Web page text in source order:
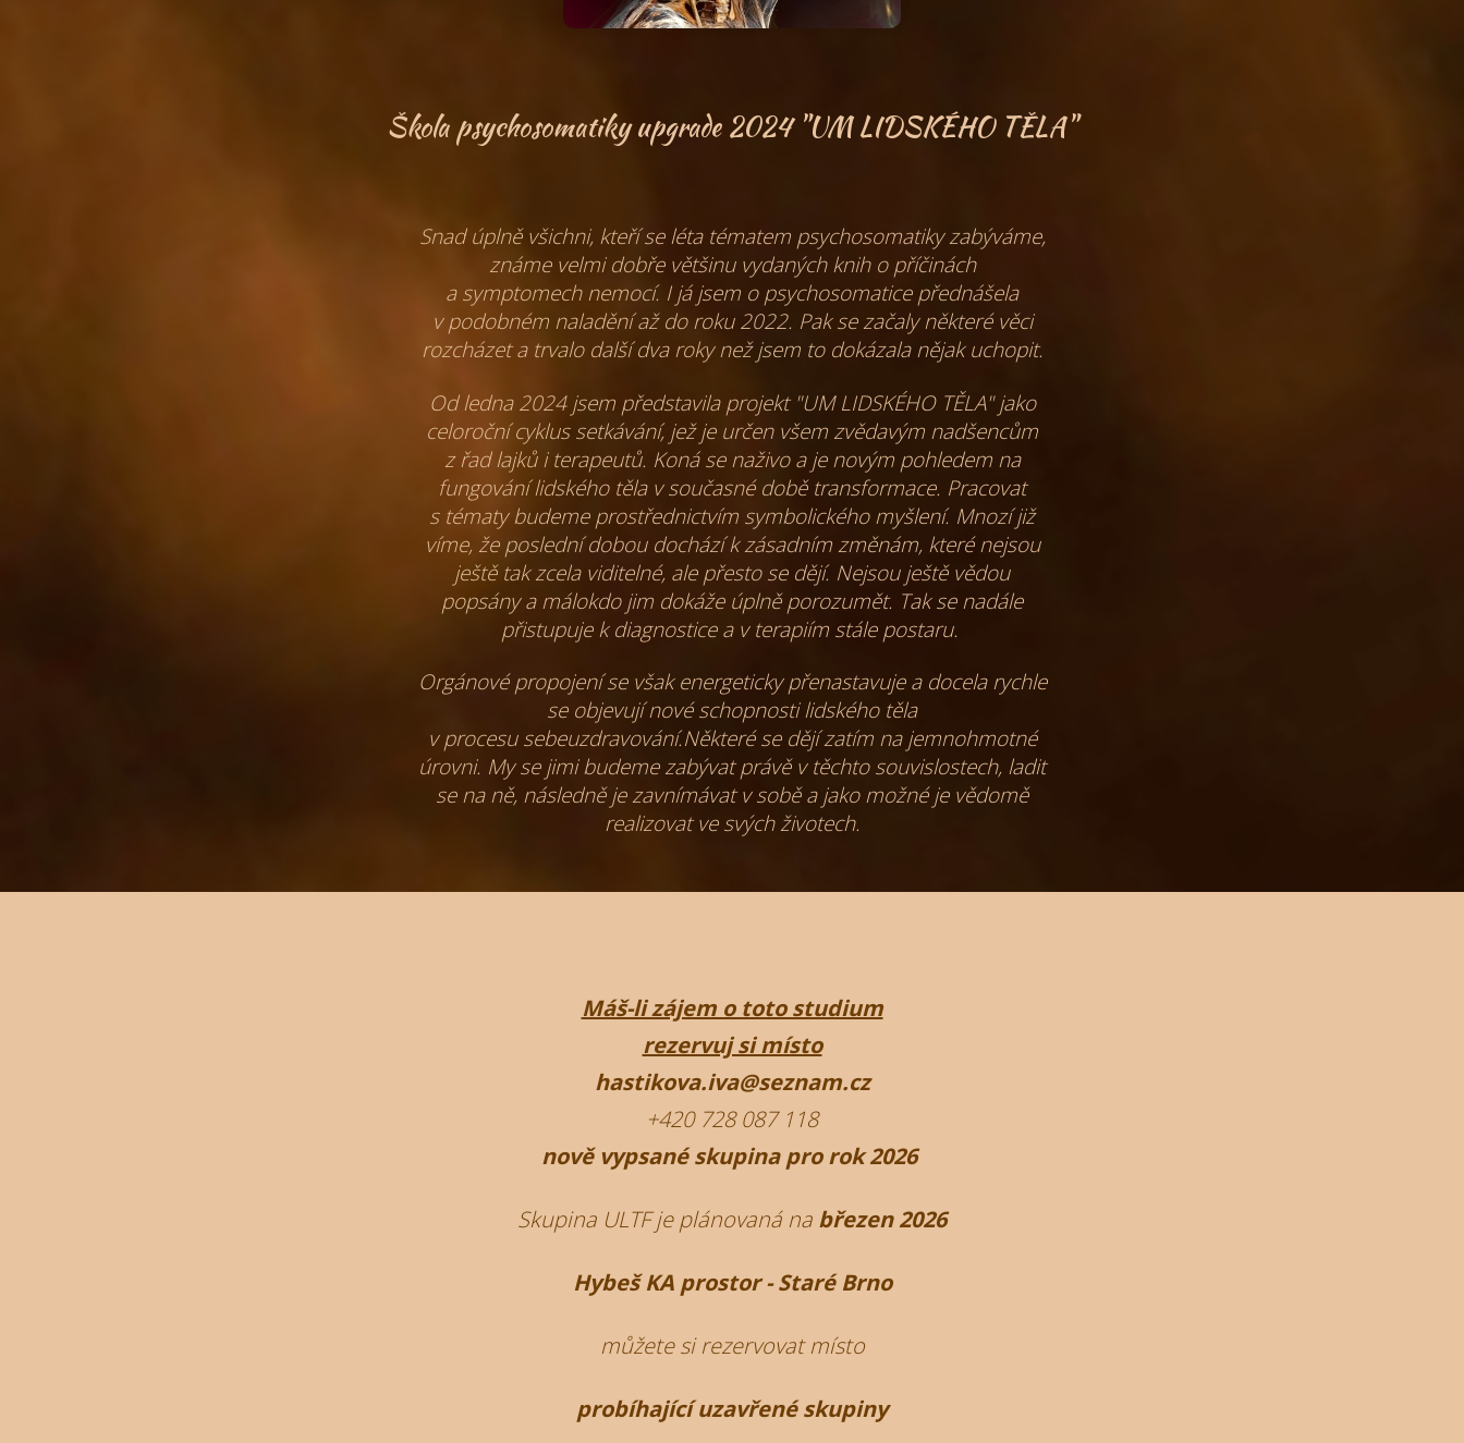
Škola psychosomatiky upgrade 2024 "UM LIDSKÉHO TĚLA"
Snad úplně všichni, kteří se léta tématem psychosomatiky zabýváme,
známe velmi dobře většinu vydaných knih o příčinách
a symptomechnemocí. I já jsem o psychosomatice přednášela
v podobném naladěníaž do roku 2022. Pak se začaly některé věci
rozcházet a trvalo dalšídva roky než jsem to dokázala nějak uchopit.
Od ledna 2024 jsem představila projekt "UM LIDSKÉHO TĚLA"jako
celoroční cyklus setkávání, jež je určen všem zvědavým nadšencům
z řad lajků i terapeutů. Koná se naživo a je novým pohledem na
fungování lidského těla v současné době transformace. Pracovat
s tématy budeme prostřednictvím symbolického myšlení. Mnozí již
víme, že poslední dobou dochází k zásadním změnám, které nejsou
ještě tak zcela viditelné, ale přesto se dějí. Nejsou ještě vědou
popsány a málokdo jim dokáže úplně porozumět. Tak se nadále
přistupuje k diagnostice a v terapiím stále postaru.
Orgánové propojení se však energeticky přenastavujea docela rychle
se objevují nové schopnosti lidského těla
v procesusebeuzdravování.Některé se dějí zatím na jemnohmotné
úrovni. My se jimi budeme zabývat právě v těchto souvislostech, ladit
se na ně, následně je zavnímávat v sobě a jako možné je vědomě
realizovatve svých životech.
Máš-li zájem o toto studium
rezervuj si místo
hastikova.iva@seznam.cz
+420 728 087 118
nově vypsané skupina pro rok 2026
Skupina ULTF je plánovaná na březen 2026
Hybeš KA prostor - Staré Brno
můžete si rezervovat místo
probíhající uzavřené skupiny